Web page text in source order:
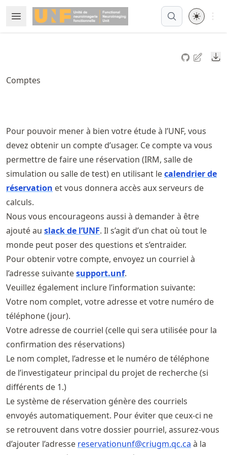
to
article
to
article
Open Menu
Made with MyST
Open
Comptes
Pour pouvoir mener à bien votre étude à l’UNF, vous
devez obtenir un compte d’usager. Ce compte va vous
permettre de faire une réservation (IRM, salle de
simulation ou salle de test) en utilisant lecalendrier de
réservation et vous donnera accès aux serveurs de
calculs.
Nous vous encourageons aussi à demander à être
ajouté au slack de l’UNF. Il s’agit d’un chat où tout le
monde peut poser des questions et s’entraider.
Pour obtenir votre compte, envoyez un courriel à
l’adresse suivantesupport.unf.
Veuillez également inclure l’information suivante:
Votre nom complet, votre adresse et votre numéro de
téléphone (jour).
Votre adresse de courriel (celle qui sera utilisée pour la
confirmation des réservations)
Le nom complet, l’adresse et le numéro de téléphone
de l’investigateur principal du projet de recherche (si
différents de 1.)
Le système de réservation génère des courriels
envoyés automatiquement. Pour éviter que ceux-ci ne
se retrouvent dans votre dossier pourriel, assurez-vous
d’ajouter l’adresse reservationunf@criugm.qc.ca à la